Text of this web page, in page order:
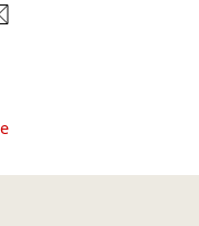
Mastodon
sur Bluesky
sur Facebook